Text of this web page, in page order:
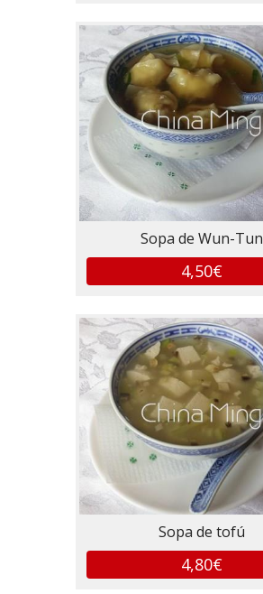
Sopa de Wun-Tun
4,50€
Sopa de tofú
4,80€